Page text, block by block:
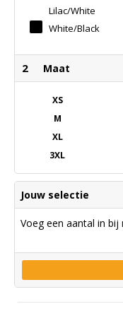
Lilac/white
White/black
2 Maat
XS
M
XL
3XL
Jouw selectie
Voeg een aantal in bij